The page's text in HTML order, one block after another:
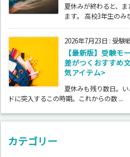
夏休みが終わると、
ます。 高校3年生のみ
2026年7月23日 : 受験
【最新版】受験モ
差がつくおすすめ
気アイテム>
夏休みも残り数日。
ドに突入するこの時期。これからの数 ...
カテゴリー